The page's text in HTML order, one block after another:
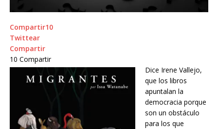
Compartir10
Twittear
Compartir
10 Compartir
Dice Irene Vallejo,
que los libros
apuntalan la
democracia porque
son un obstáculo
para los que